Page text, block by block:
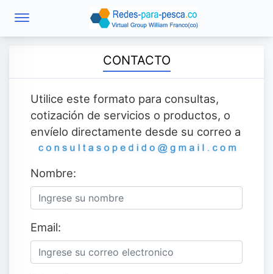
CONTACTO
Utilice este formato para consultas,
cotización de servicios o productos, o
envíelo directamente desde su correo a
Nombre:
Email: